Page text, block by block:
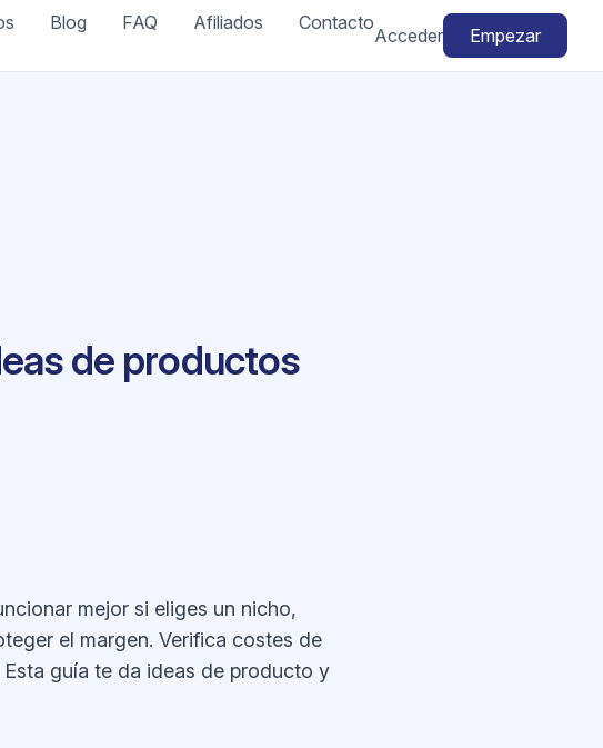
Blog FAQ Afiliados Contacto
Acceder Empezar
de productos
mejor si eliges un nicho,
el margen. Verifica costes de
guía te da ideas de producto y